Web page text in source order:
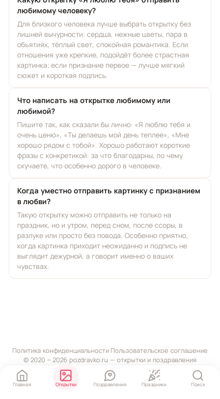
любимому человеку?
Для близкого человека лучше выбрать открытку без
лишней вычурности: сердца, нежные цветы, пара в
объятиях, тёплый свет, спокойная романтика. Если
отношения уже крепкие, подойдёт более страстная
картинка; если признание первое — лучше мягкий
сюжет и короткая подпись.
Что написать на открытке любимому или
любимой?
Пишите так, как сказали бы лично: «Я люблю тебя и
очень ценю», «Ты делаешь мой день теплее», «Мне
хорошо рядом с тобой». Хорошо работают короткие
фразы с конкретикой: за что благодарны, по чему
скучаете, что особенно дорого в человеке.
Когда уместно отправить картинку с признанием
в любви?
Такую открытку можно отправить не только на
праздник, но и утром, перед сном, после ссоры, в
разлуке или просто без повода. Особенно приятно,
когда картинка приходит неожиданно и подпись не
выглядит дежурной, а говорит именно о ваших
чувствах.
Политика конфиденциальности Пользовательское соглашение
© 2020 ‒ 2026 pozdravko.ru — открытки и поздравления
Главная Открытки Поздравления Праздники Поиск